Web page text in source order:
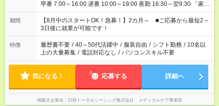
早番 7:00～16:00 遅番 10:00～19:00 夜勤 16:30～翌9:30 「家族
と休みを合わせたい」 「余裕を持って夕飯の準備がしたい」
「できれば残業はしたくない」 など、ご希望を教えてください
ね。 ※Wワーク希望の方へ 今ご覧のお仕事で希望する勤務時間
と、もう1つのお仕事の勤務時間。 合計で週40時間を超える場
合は応募できません。
期間
【8月中のスタートOK！急募！】2カ月～ ■ご応募から最短2～
3日後に就業が可能です！
特徴 履歴書不要 / 40～50代活躍中 / 服装自由 / シフト勤務 / 10名以
上の大量募集 / 電話対応なし / パソコンスキル不要
気になる！ 応募する 詳細へ
掲載元企業名 日研トータルソーシング株式会社 メディカルケア事業部